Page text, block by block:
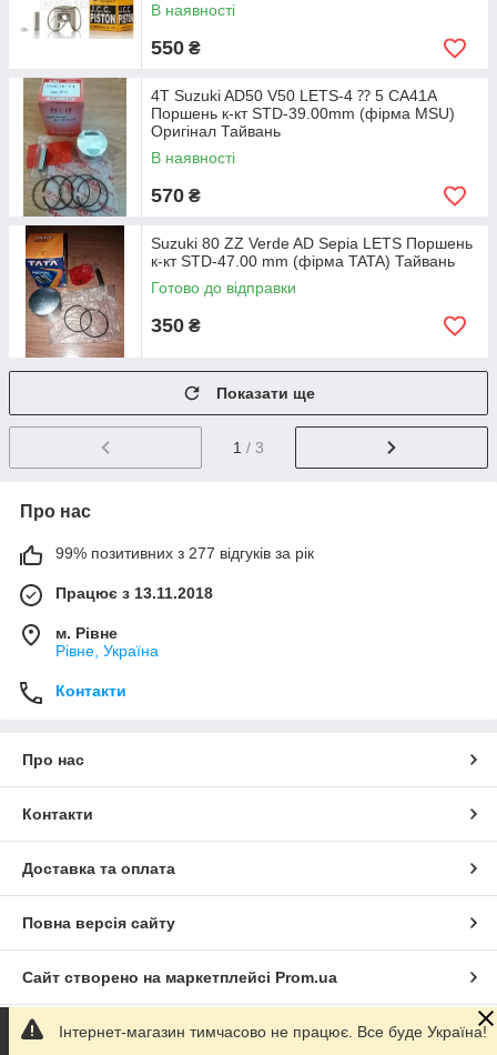
В наявності
550 ₴
4T Suzuki AD50 V50 LETS-4 ⁇ 5 CA41A
Поршень к-кт STD-39.00mm (фірма MSU)
Оригінал Тайвань
В наявності
570 ₴
Suzuki 80 ZZ Verde AD Sepia LETS Поршень
к-кт STD-47.00 mm (фірма TATA) Тайвань
Готово до відправки
350 ₴
Показати ще
1 / 3
Про нас
99% позитивних з 277 відгуків за рік
Працює з 13.11.2018
м. Рівне
Рівне, Україна
Контакти
Про нас
Контакти
Доставка та оплата
Повна версія сайту
Сайт створено на маркетплейсі Prom.ua
Політика конфіденційності
Інтернет-магазин тимчасово не працює. Все буде Україна!